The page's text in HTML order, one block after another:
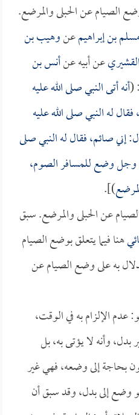
الصيام عن الحبلى والمرضع.
بن إبراهيمعنوهيب بن
عن أبيه عنأنس بن
(أنه أتى النبي صلى الله عليه
له النبي صلى الله عليه
إني صائم، فقال له النبي صلى
وجل وضع للمسافر الصوم،
)].
عن الحبلى والمرضع. سبق
هنا فيما يتعلق بوضع الصيام
به على وضع الصيام عن
عدم الإلزام به في الوقت،
وأنه لا يؤتى به، بل
بحاجة إلى وضعه، فهي غير
وضع إلى بدل، وقد سبق أن